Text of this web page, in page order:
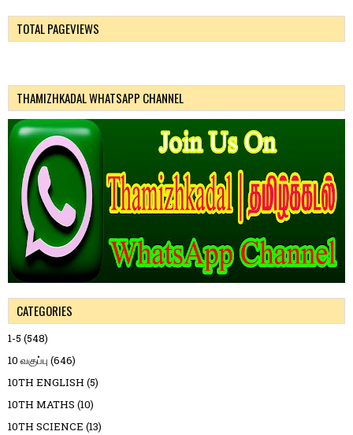
TOTAL PAGEVIEWS
THAMIZHKADAL WHATSAPP CHANNEL
CATEGORIES
1-5 (548)
10 வகுப்பு (646)
10TH ENGLISH (5)
10TH MATHS (10)
10TH SCIENCE (13)